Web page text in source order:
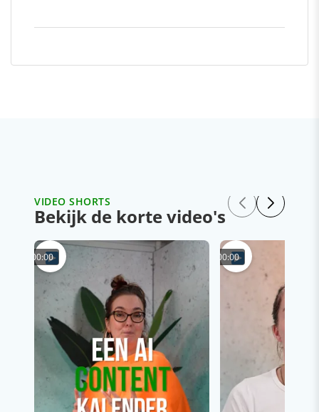
VIDEO SHORTS
Bekijk de korte video's
00:00 00:00